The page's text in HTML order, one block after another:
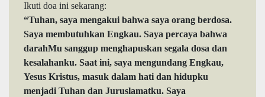
Ikuti doa ini sekarang:
“Tuhan, saya mengakui bahwa saya orang berdosa.
Saya membutuhkan Engkau. Saya percaya bahwa
darahMu sanggup menghapuskan segala dosa dan
kesalahanku. Saat ini, saya mengundang Engkau,
Yesus Kristus, masuk dalam hati dan hidupku
menjadi Tuhan dan Juruslamatku. Saya